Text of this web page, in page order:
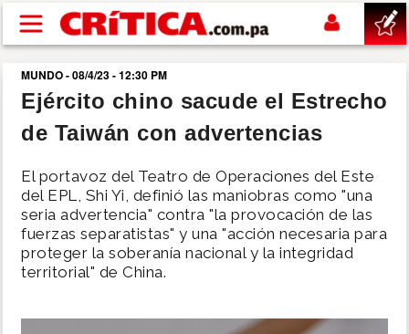
Pasar al contenido principal
buscar
SUCESOS
NACIONAL
POLÍTICA
MUNDO - 08/4/23 - 12:30 PM
Ejército chino sacude el Estrecho
de Taiwán con advertencias
El portavoz del Teatro de Operaciones del Este
del EPL, Shi Yi, definió las maniobras como "una
seria advertencia" contra "la provocación de las
fuerzas separatistas" y una "acción necesaria para
proteger la soberanía nacional y la integridad
territorial" de China.